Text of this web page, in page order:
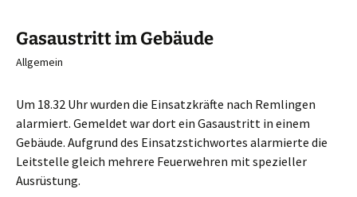
Gasaustritt im Gebäude
Allgemein
Um 18.32 Uhr wurden die Einsatzkräfte nach Remlingen
alarmiert. Gemeldet war dort ein Gasaustritt in einem
Gebäude. Aufgrund des Einsatzstichwortes alarmierte die
Leitstelle gleich mehrere Feuerwehren mit spezieller
Ausrüstung.